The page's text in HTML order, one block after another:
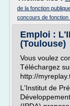
de la fonction
concours de fonction
Emploi :
(Toulouse)
Vous voulez
Téléchargez
http://
L'Institut de